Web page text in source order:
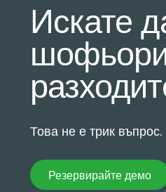
Искате
Това не е трик
Резервирайте демо
Резервирайте демо